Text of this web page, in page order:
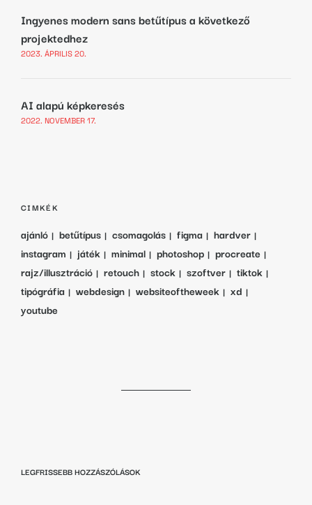
Ingyenes modern sans betűtípus a következő
projektedhez
2023. ÁPRILIS 20.
AI alapú képkeresés
2022. NOVEMBER 17.
CIMKÉK
ajánló betűtípus csomagolás figma
hardver
instagram
játék minimal photoshop
procreate
rajz/illusztráció
retouch stock szoftver
tiktok
tipógráfia
webdesign websiteoftheweek
xd
youtube
LEGFRISSEBB HOZZÁSZÓLÁSOK